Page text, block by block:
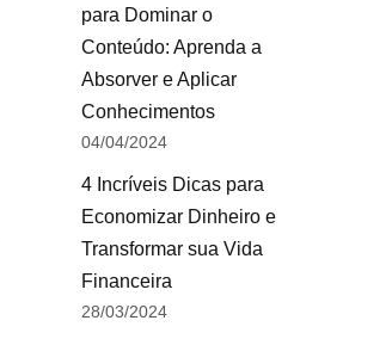
para Dominar o
Conteúdo: Aprenda a
Absorver e Aplicar
Conhecimentos
04/04/2024
4 Incríveis Dicas para
Economizar Dinheiro e
Transformar sua Vida
Financeira
28/03/2024